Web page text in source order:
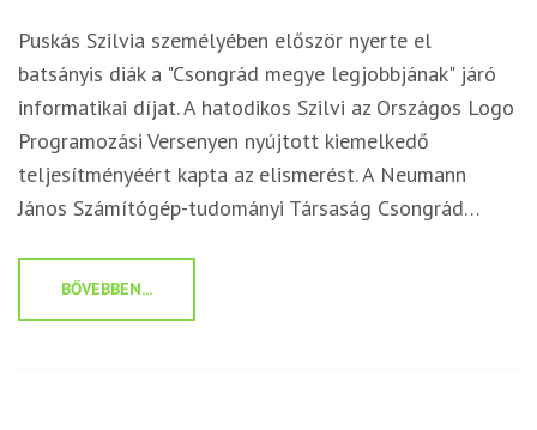
Puskás Szilvia személyében először nyerte el
batsányis diák a "Csongrád megye legjobbjának" járó
informatikai díjat. A hatodikos Szilvi az Országos Logo
Programozási Versenyen nyújtott kiemelkedő
teljesítményéért kapta az elismerést. A Neumann
János Számítógép-tudományi Társaság Csongrád…
BŐVEBBEN...